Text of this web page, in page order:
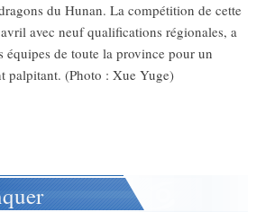
du Hunan. La compétition de cette
avec neuf qualifications régionales, a
équipes de toute la province pour un
palpitant. (Photo : Xue Yuge)